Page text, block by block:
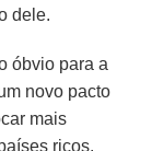
dele.
óbvio para a
novo pacto
mais
ricos.